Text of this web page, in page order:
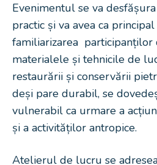
Evenimentul se va
practic și va avea ca
familiarizarea participanților
materialele și tehnicile de
restaurării și conservării
deși pare durabil, se
vulnerabil ca urmare a
și a activităților antropice.
Atelierul de lucru se